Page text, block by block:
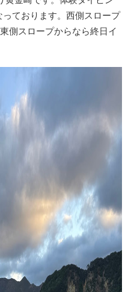
ております。西側スロープ
側スロープからなら終日イ